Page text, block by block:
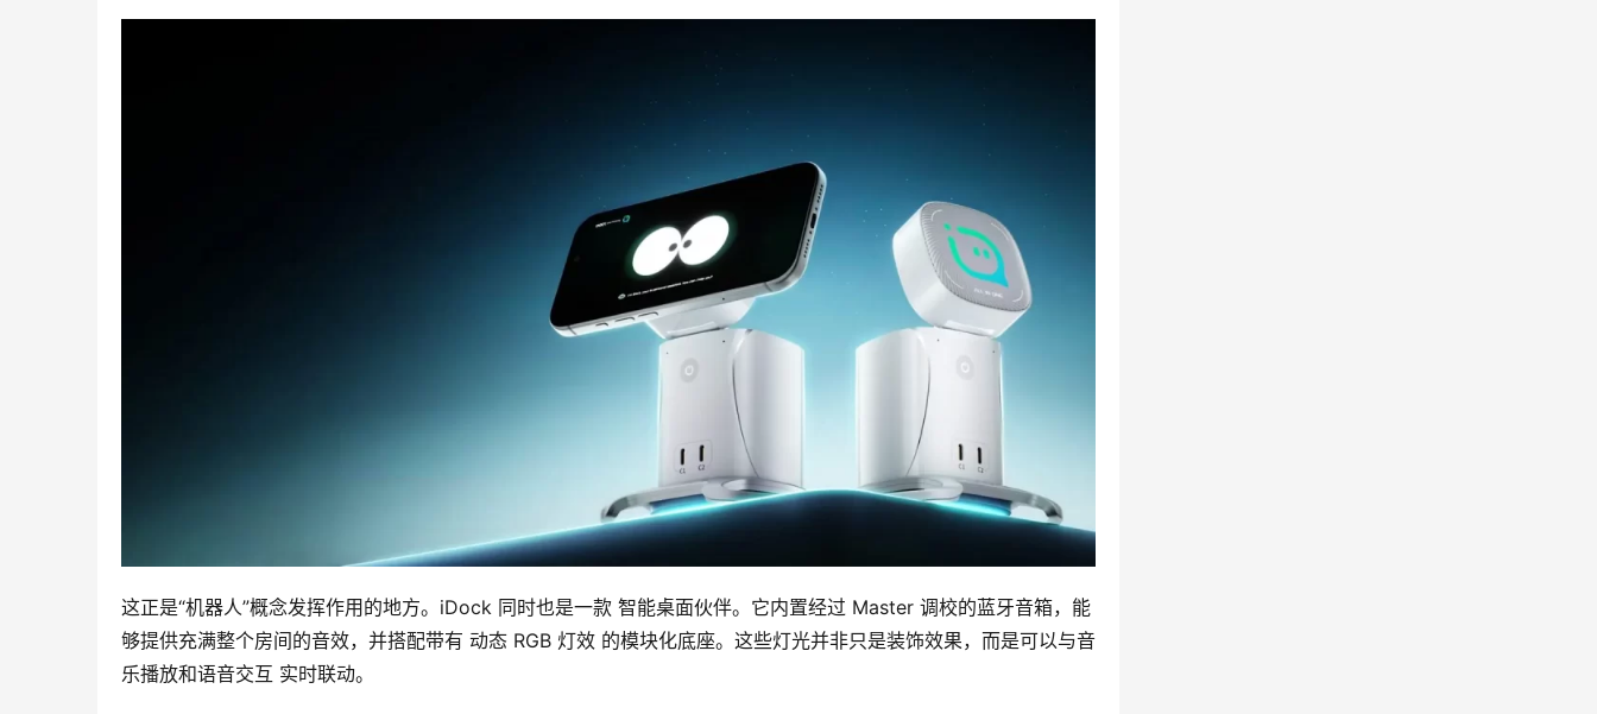
这正是“机器人”概念发挥作用的地方。iDock 同时也是一款 智能桌面伙伴。它内置经过 Master 调校的蓝牙音箱，能
够提供充满整个房间的音效，并搭配带有 动态 RGB 灯效 的模块化底座。这些灯光并非只是装饰效果，而是可以与音
乐播放和语音交互 实时联动。